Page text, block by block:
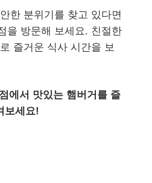
한 분위기를 찾고 있다면
을 방문해 보세요. 친절한
즐거운 식사 시간을 보
에서 맛있는 햄버거를 즐
보세요!